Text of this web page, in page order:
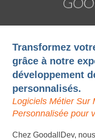
Transformez
grâce à notre
développement
personnalisés.
Logiciels Métier Sur
Personnalisée pour
Chez GoodallDev,